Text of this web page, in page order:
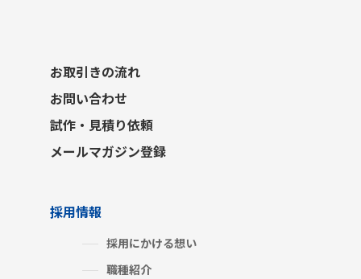
お取引きの流れ
お問い合わせ
試作・見積り依頼
メールマガジン登録
採用情報
採用にかける想い
職種紹介